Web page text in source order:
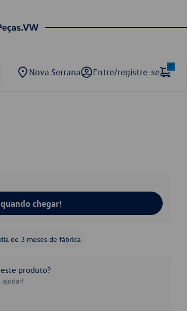
Nova Serrana Entre/registre-se
0
chegar!
de 3 meses de fábrica
produto?
ajudar!